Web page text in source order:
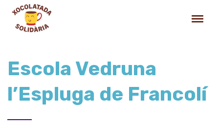
Escola Vedruna
l’Espluga de Francolí